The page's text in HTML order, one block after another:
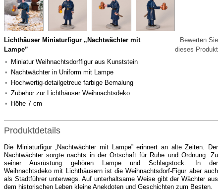
Lichthäuser Miniaturfigur „Nachtwächter mit
Lampe”
Miniatur Weihnachtsdorffigur aus Kunststein
Nachtwächter in Uniform mit Lampe
Hochwertig-detailgetreue farbige Bemalung
Zubehör zur Lichthäuser Weihnachtsdeko
Höhe 7 cm
Bewerten Sie
dieses Produkt
Produktdetails
Die Miniaturfigur „Nachtwächter mit Lampe” erinnert an alte Zeiten. Der
Nachtwächter sorgte nachts in der Ortschaft für Ruhe und Ordnung. Zu
seiner Ausrüstung gehören Lampe und Schlagstock. In der
Weihnachtsdeko mit Lichthäusern ist die Weihnachtsdorf-Figur aber auch
als Stadtführer unterwegs. Auf unterhaltsame Weise gibt der Wächter aus
dem historischen Leben kleine Anekdoten und Geschichten zum Besten.